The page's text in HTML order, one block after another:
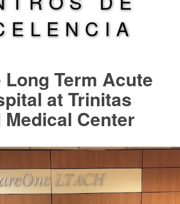
Long Term Acute
at Trinitas
Medical Center